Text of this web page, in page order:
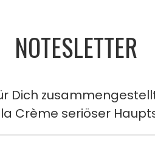
NOTESLETTER
Dich
Crème seriöser